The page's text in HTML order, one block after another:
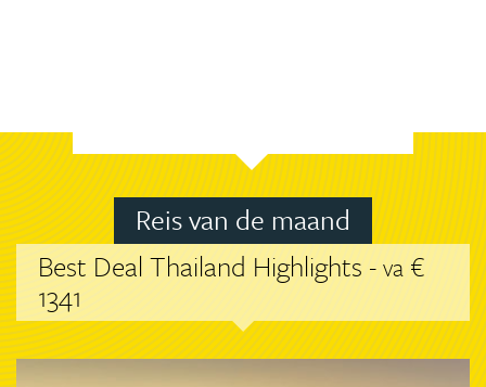
Reis van de maand
Best Deal Thailand Highlights -va €
1341